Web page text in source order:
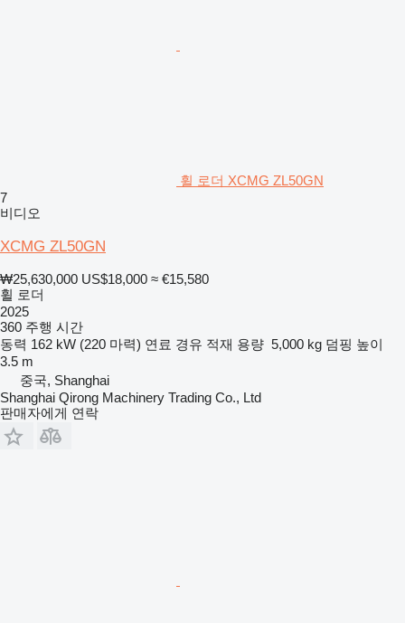
휠 로더 XCMG ZL50GN
7
비디오
XCMG ZL50GN
₩25,630,000 US$18,000 ≈ €15,580
휠 로더
2025
360 주행 시간
동력 162 kW (220 마력) 연료 경유 적재 용량 5,000 kg 덤핑 높이
3.5 m
중국, Shanghai
Shanghai Qirong Machinery Trading Co., Ltd
판매자에게 연락